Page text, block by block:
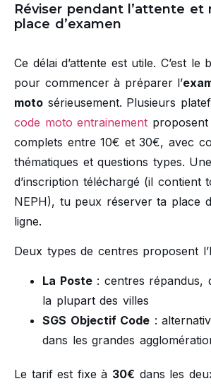
Réviser pendant l’attente et
place d’examen
Ce délai d’attente est utile. C’est le
pour commencer à préparer l’
moto sérieusement. Plusieurs
code moto entrainement
complets entre 10€ et 30€, avec
thématiques et questions types.
d’inscription téléchargé (il contient
NEPH), tu peux réserver ta place
ligne.
Deux types de centres proposent
La Poste: centres répandus,
la plupart des villes
SGS Objectif Code :
dans les grandes
Le tarif est fixe à 30€ dans les